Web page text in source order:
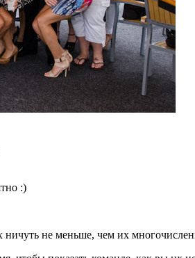
:)
не меньше, чем их